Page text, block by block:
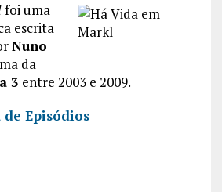
foi uma
escrita
Nuno
da
3 entre 2003 e 2009.
de Episódios